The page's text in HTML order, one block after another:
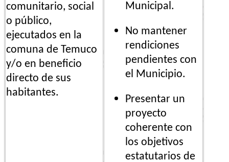
comunitario, social
o público,
ejecutados en la
comuna de Temuco
y/o en beneficio
directo de sus
habitantes.
Municipal.
No mantener
rendiciones
pendientes con
el Municipio.
Presentar un
proyecto
coherente con
los objetivos
estatutarios de